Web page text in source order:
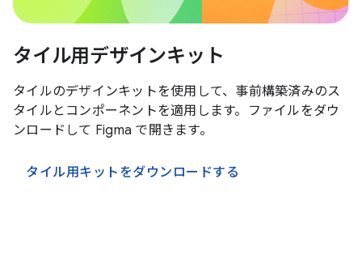
タイル用デザインキット
タイルのデザインキットを使用して、事前構築済みのス
タイルとコンポーネントを適用します。ファイルをダウ
ンロードして Figma で開きます。
タイル用キットをダウンロードする